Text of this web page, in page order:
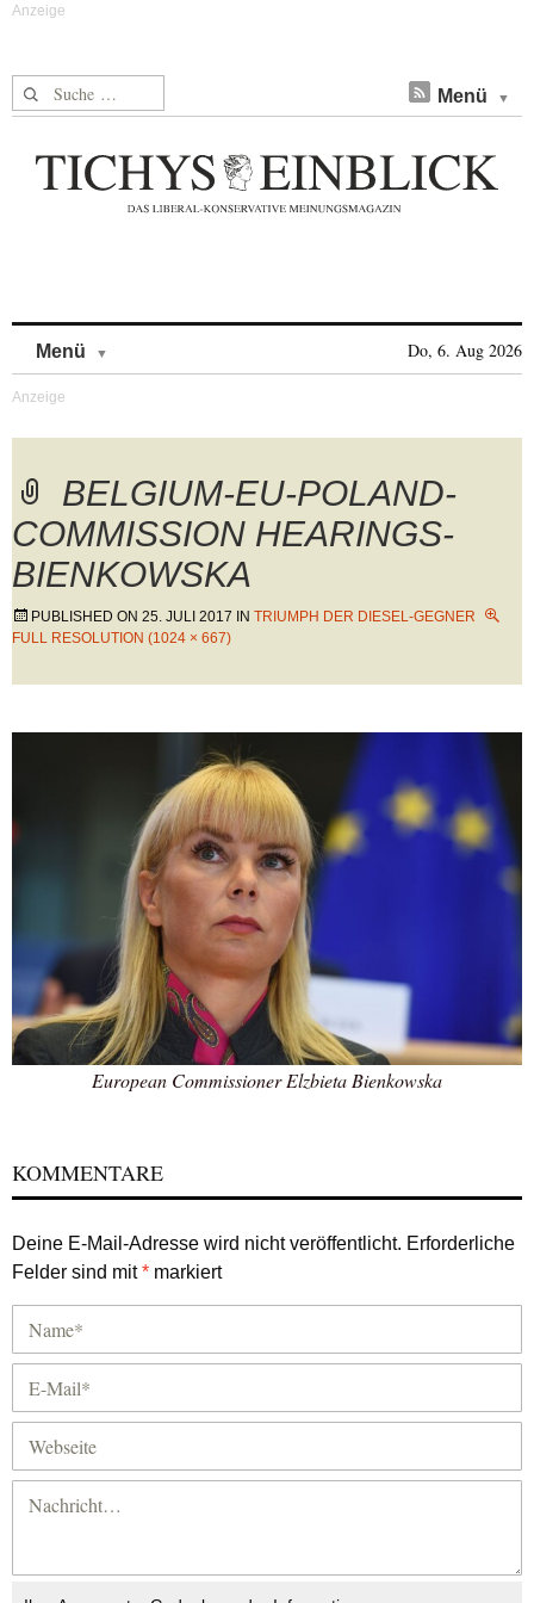
Suche nach: Menü
Menü Do, 6. Aug 2026
BELGIUM-EU-POLAND-
COMMISSION HEARINGS-
BIENKOWSKA
PUBLISHED ON 25. JULI 2017 IN TRIUMPH DER DIESEL-GEGNER
FULL RESOLUTION (1024 × 667)
European Commissioner Elzbieta Bienkowska
KOMMENTARE
Deine E-Mail-Adresse wird nicht veröffentlicht. Erforderliche
Felder sind mit* markiert